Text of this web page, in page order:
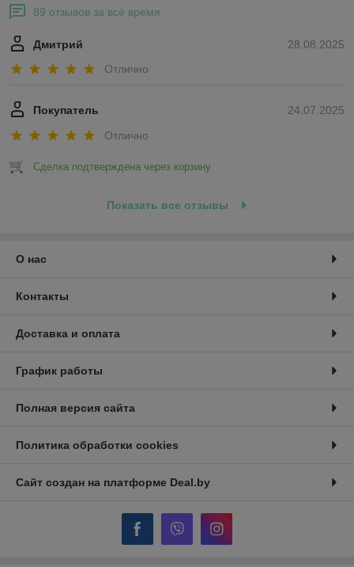
89 отзывов за всё время
28.08.2025
Дмитрий
Отлично
24.07.2025
Покупатель
Отлично
Сделка подтверждена через корзину
Показать все отзывы
О нас
Контакты
Доставка и оплата
График работы
Полная версия сайта
Политика обработки cookies
Сайт создан на платформе Deal.by